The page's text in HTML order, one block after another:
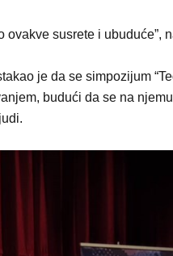
susrete i ubuduće”,
je da se simpozijum
budući da se na